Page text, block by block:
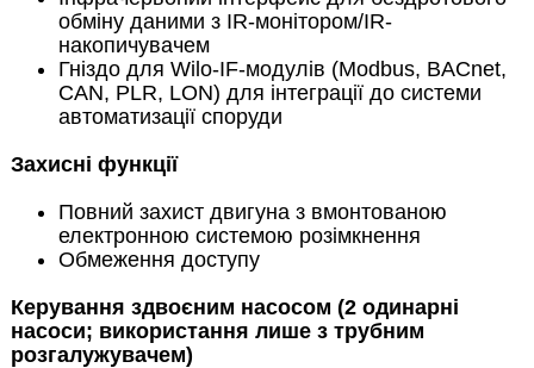
обміну даними з IR-монітором/IR-
накопичувачем
Гніздо для Wilo-IF-модулів (Modbus, BACnet,
CAN, PLR, LON) для інтеграції до системи
автоматизації споруди
Захисні функції
Повний захист двигуна з вмонтованою
електронною системою розімкнення
Обмеження доступу
Керування здвоєним насосом (2 одинарні
насоси; використання лише з трубним
розгалужувачем)